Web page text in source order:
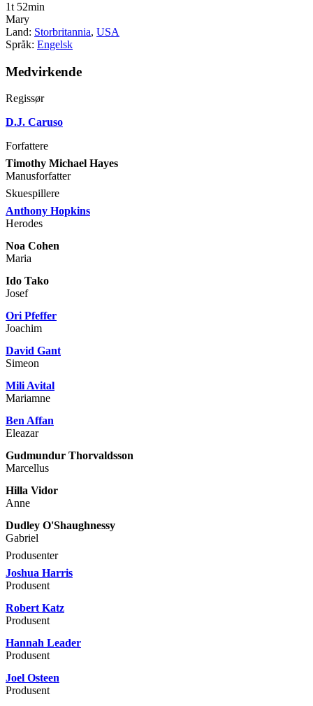
1t 52min
Mary
Land: Storbritannia, USA
Språk: Engelsk
Medvirkende
Regissør
D.J. Caruso
Forfattere
Timothy Michael Hayes
Manusforfatter
Skuespillere
Anthony Hopkins
Herodes
Noa Cohen
Maria
Ido Tako
Josef
Ori Pfeffer
Joachim
David Gant
Simeon
Mili Avital
Mariamne
Ben Affan
Eleazar
Gudmundur Thorvaldsson
Marcellus
Hilla Vidor
Anne
Dudley O'Shaughnessy
Gabriel
Produsenter
Joshua Harris
Produsent
Robert Katz
Produsent
Hannah Leader
Produsent
Joel Osteen
Produsent